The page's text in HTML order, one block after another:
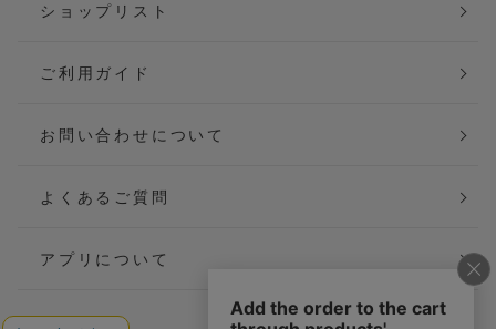
ショップリスト
ご利用ガイド
お問い合わせについて
よくあるご質問
アプリについて